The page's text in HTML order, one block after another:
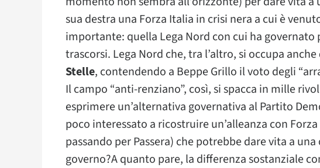
sua destra una Forza Italia in crisi nera a cui è
importante: quella Lega Nord con cui ha governato
trascorsi. Lega Nord che, tra l’altro, si occupa anche
Stelle, contendendo a Beppe Grillo il voto degli
Il campo “anti-renziano”, così, si spacca in mille
esprimere un’alternativa governativa al Partito
poco interessato a ricostruire un’alleanza con
passando per Passera) che potrebbe dare vita a
governo?A quanto pare, la differenza sostanziale